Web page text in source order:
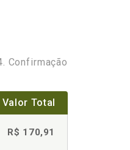
Confirmação
Valor Total
R$ 170,91